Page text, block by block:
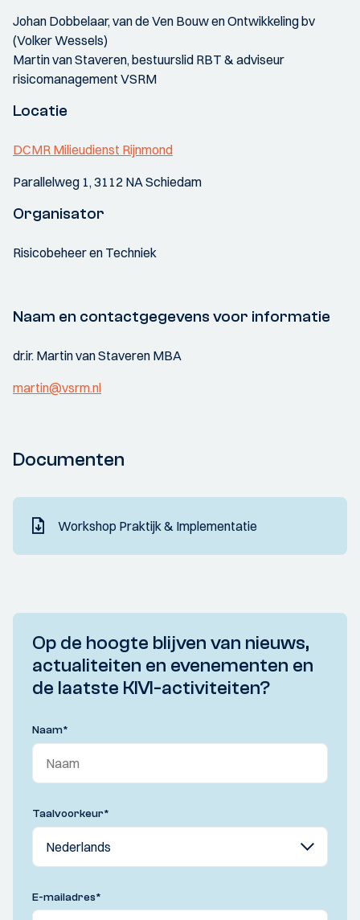
Johan Dobbelaar, van de Ven Bouw en Ontwikkeling bv
(Volker Wessels)
Martin van Staveren, bestuurslid RBT & adviseur
risicomanagement VSRM
Locatie
DCMR Milieudienst Rijnmond
Parallelweg 1, 3112 NA Schiedam
Organisator
Risicobeheer en Techniek
Naam en contactgegevens voor informatie
dr.ir. Martin van Staveren MBA
martin@vsrm.nl
Documenten
Workshop Praktijk & Implementatie
Op de hoogte blijven van nieuws,
actualiteiten en evenementen en
de laatste KIVI-activiteiten?
Naam*
Taalvoorkeur*
E-mailadres*